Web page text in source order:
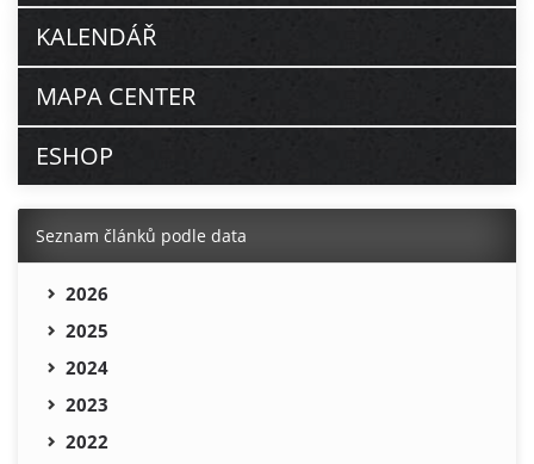
KALENDÁŘ
MAPA CENTER
ESHOP
Seznam článků podle data
2026
2025
2024
2023
2022